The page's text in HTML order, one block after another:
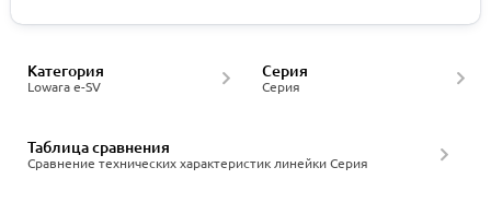
Lowara e-SV
Категория
Серия
Серия
Сравнение технических характеристик линейки Серия
Таблица сравнения